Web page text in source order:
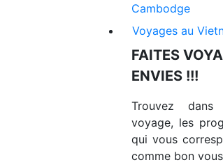
Cambodge
Voyages au
FAITES
ENVIES !!!
Trouvez
voyage, les
qui vous
comme bon